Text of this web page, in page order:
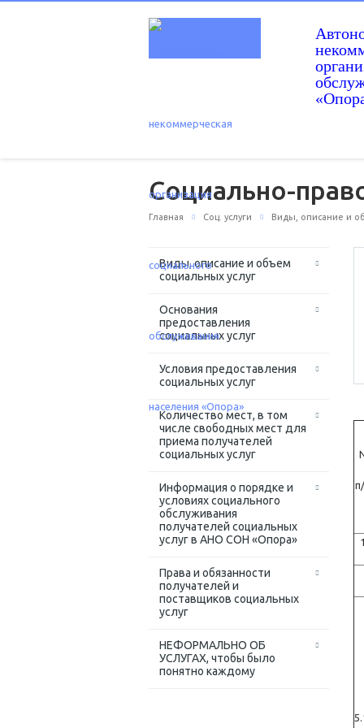
Социально-
Главная Соц. услуги Виды, описание и
Виды, описание и объем
социальных услуг
Основания
предоставления
социальных услуг
Условия предоставления
социальных услуг
Количество мест, в том
числе свободных мест для
приема получателей
социальных услуг
Информация о порядке и
условиях социального
обслуживания
получателей социальных
услуг в АНО СОН «Опора»
Права и обязанности
получателей и
поставщиков социальных
услуг
НЕФОРМАЛЬНО ОБ
УСЛУГАХ, чтобы было
понятно каждому